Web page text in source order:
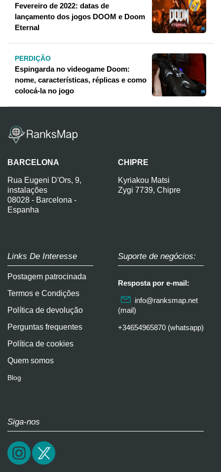
Fevereiro de 2022: datas de
lançamento dos jogos DOOM e Doom
Eternal
PERDIÇÃO
Espingarda no videogame Doom:
nome, características, réplicas e como
colocá-la no jogo
BARCELONA
Rua Eugeni D'Ors, 9,
instalações
08028 - Barcelona -
Espanha
CHIPRE
Kyriakou Matsi
Zygi 7739, Chipre
Links De Interesse
Postagem patrocinada
Termos e Condições
Política de devolução
Perguntas frequentes
Política de cookies
Quem somos
Blog
Suporte de negócios:
Resposta por e-mail:
info@ranksmap.net
(mail)
+34654965870 (whatsapp)
Siga-nos